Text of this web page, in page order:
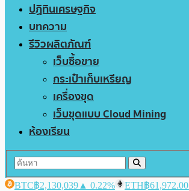
ปฏิทินเศรษฐกิจ
บทความ
รีวิวผลิตภัณฑ์
เว็บซื้อขาย
กระเป๋าเก็บเหรียญ
เครื่องขุด
เว็บขุดแบบ Cloud Mining
ห้องเรียน
BTC฿2,130,039 ▲ 0.22% ETH฿61,972.00